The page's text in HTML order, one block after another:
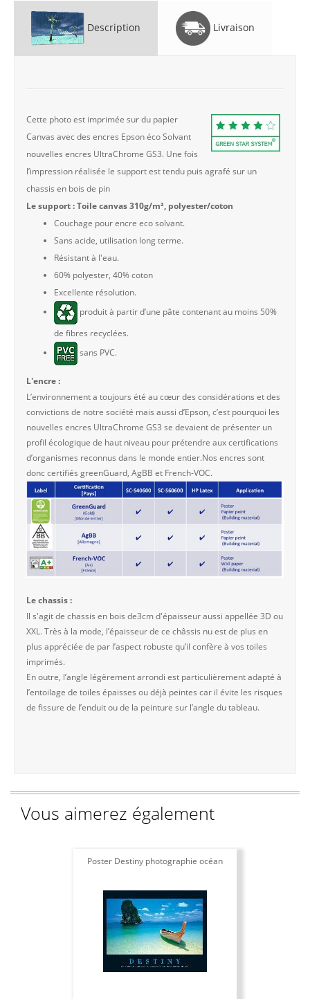
Description Livraison
Cette photo est imprimée sur du papier
Canvas avec des encres Epson éco Solvant
nouvelles encres UltraChrome GS3. Une fois
l’impression réalisée le support est tendu puis agrafé sur un
chassis en bois de pin
Le support : Toile canvas 310g/m², polyester/coton
Couchage pour encre eco solvant.
Sans acide, utilisation long terme.
Résistant à l'eau.
60% polyester, 40% coton
Excellente résolution.
produit à partir d’une pâte contenant au moins 50%
de fibres recyclées.
sans PVC.
L'encre :
L’environnement a toujours été au cœur des considérations et des
convictions de notre société mais aussi d’Epson, c’est pourquoi les
nouvelles encres UltraChrome GS3 se devaient de présenter un
profil écologique de haut niveau pour prétendre aux certifications
d’organismes reconnus dans le monde entier.Nos encres sont
donc certifiés greenGuard, AgBB et French-VOC.
Le chassis :
Il s'agit de chassis en bois de3cm d'épaisseur aussi appellée 3D ou
XXL. Très à la mode, l’épaisseur de ce châssis nu est de plus en
plus appréciée de par l’aspect robuste qu’il confère à vos toiles
imprimés.
En outre, l’angle légèrement arrondi est particulièrement adapté à
l’entoilage de toiles épaisses ou déjà peintes car il évite les risques
de fissure de l’enduit ou de la peinture sur l’angle du tableau.
Vous aimerez également
Poster Destiny photographie océan